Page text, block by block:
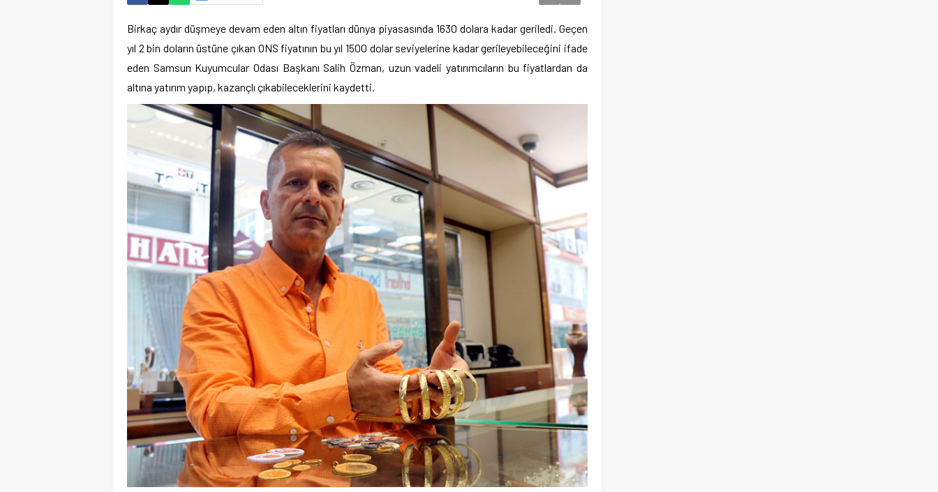
Birkaç aydır düşmeye devam eden altın fiyatları dünya piyasasında 1630 dolara kadar geriledi. Geçen
yıl 2 bin doların üstüne çıkan ONS fiyatının bu yıl 1500 dolar seviyelerine kadar gerileyebileceğini ifade
eden Samsun Kuyumcular Odası Başkanı Salih Özman, uzun vadeli yatırımcıların bu fiyatlardan da
altına yatırım yapıp, kazançlı çıkabileceklerini kaydetti.